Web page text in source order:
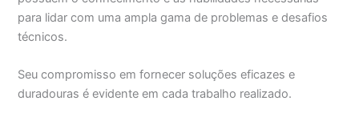
para lidar com uma ampla gama de problemas e desafios
técnicos.
Seu compromisso em fornecer soluções eficazes e
duradouras é evidente em cada trabalho realizado.